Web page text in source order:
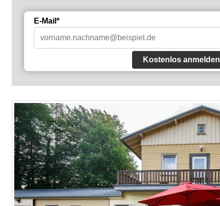
E-Mail*
Kostenlos anmelden